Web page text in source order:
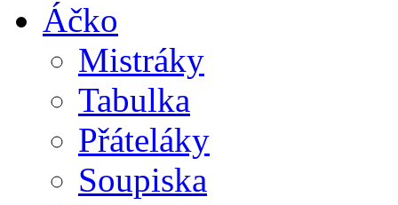
Áčko
Mistráky
Tabulka
Přáteláky
Soupiska